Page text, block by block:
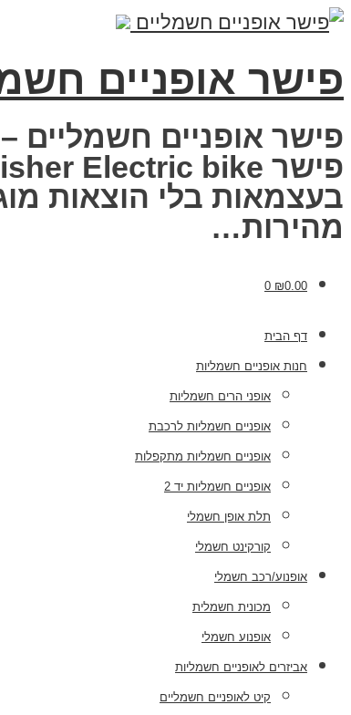
פישר אופניים
פישר אופניים חשמליים
בעצמאות בלי הוצאות
מהירות…
₪0.00
0
דף הבית
חנות אופניים חשמליות
אופני הרים חשמליות
אופניים חשמליות לרכבת
אופניים חשמליות מתקפלות
אופניים חשמליות יד 2
תלת אופן חשמלי
קורקינט חשמלי
אופנוע/רכב חשמלי
מכונית חשמלית
אופנוע חשמלי
אביזרים לאופניים חשמליות
קיט לאופניים חשמליים